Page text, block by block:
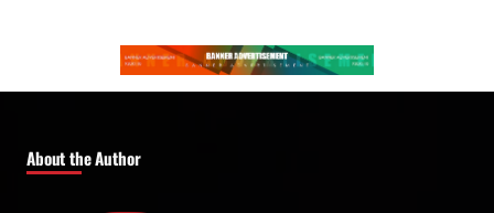
About the Author